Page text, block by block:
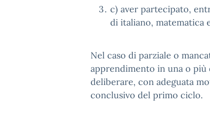
c) aver partecipato,
di italiano, matematica
Nel caso di parziale o
apprendimento in una o
deliberare, con adeguata
conclusivo del primo ciclo.